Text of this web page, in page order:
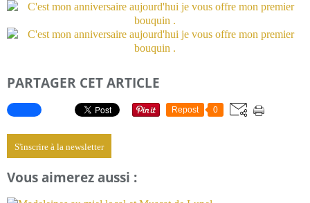
PARTAGER CET ARTICLE
Repost 0
S'inscrire à la newsletter
Vous aimerez aussi :